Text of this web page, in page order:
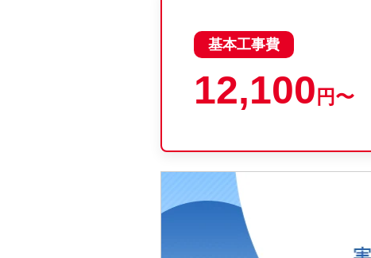
基本工事費
12,100 円〜